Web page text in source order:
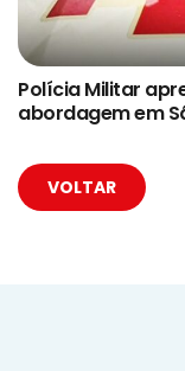
Polícia Militar
abordagem em
VOLTAR